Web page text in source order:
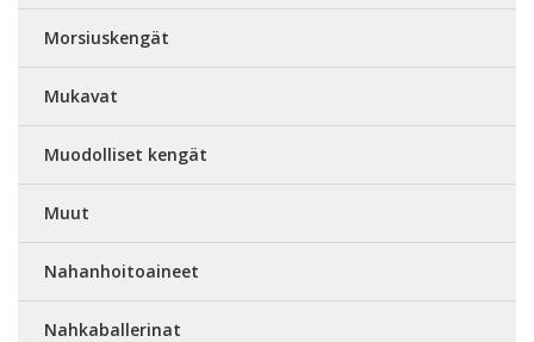
Morsiuskengät
Mukavat
Muodolliset kengät
Muut
Nahanhoitoaineet
Nahkaballerinat